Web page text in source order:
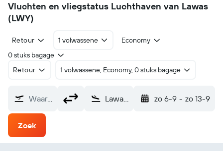
Vluchten en vliegstatus Luchthaven van Lawas
(LWY)
Retour 1 volwassene
Economy
0 stuks bagage
Retour
1 volwassene, Economy, 0 stuks bagage
Waarvandaan? Lawas (LWY) zo 6-9 - zo 13-9
Zoek